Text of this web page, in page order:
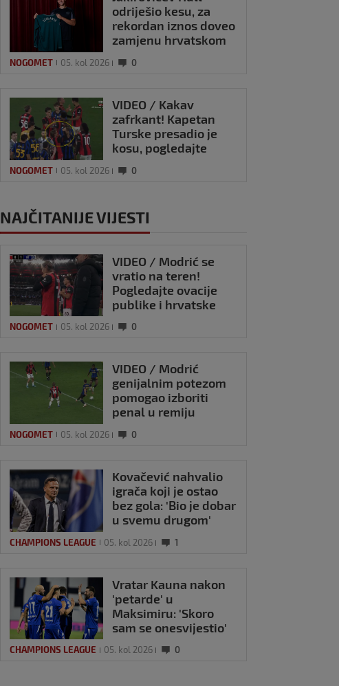
odriješio kesu, za
rekordan iznos doveo
zamjenu hrvatskom
NOGOMET 05. kol 2026 0
VIDEO / Kakav
zafrkant! Kapetan
Turske presadio je
kosu, pogledajte
našalio s njim
NOGOMET 05. kol 2026 0
NAJČITANIJE VIJESTI
VIDEO / Modrić se
vratio na teren!
Pogledajte ovacije
publike i hrvatske
NOGOMET 05. kol 2026 0
VIDEO / Modrić
genijalnim potezom
pomogao izboriti
penal u remiju
NOGOMET 05. kol 2026 0
Kovačević nahvalio
igrača koji je ostao
bez gola: 'Bio je dobar
u svemu drugom'
CHAMPIONS LEAGUE 05. kol 2026 1
Vratar Kauna nakon
'petarde' u
Maksimiru: 'Skoro
sam se onesvijestio'
CHAMPIONS LEAGUE 05. kol 2026 0